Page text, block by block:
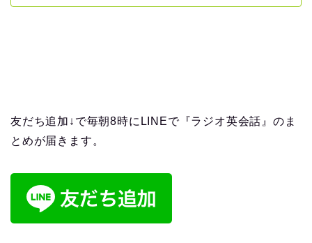
友だち追加↓で毎朝8時にLINEで『ラジオ英会話』のま
とめが届きます。